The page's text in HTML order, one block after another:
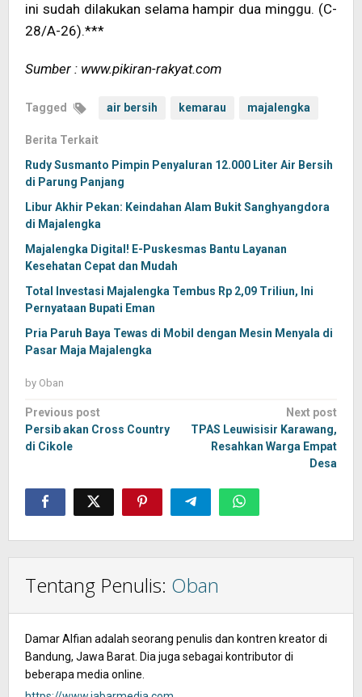
ini sudah dilakukan selama hampir dua minggu. (C-
28/A-26).***
Sumber : www.pikiran-rakyat.com
Tagged air bersih kemarau majalengka
Berita Terkait
Rudy Susmanto Pimpin Penyaluran 12.000 Liter Air Bersih
di Parung Panjang
Libur Akhir Pekan: Keindahan Alam Bukit Sanghyangdora
di Majalengka
Majalengka Digital! E-Puskesmas Bantu Layanan
Kesehatan Cepat dan Mudah
Total Investasi Majalengka Tembus Rp 2,09 Triliun, Ini
Pernyataan Bupati Eman
Pria Paruh Baya Tewas di Mobil dengan Mesin Menyala di
Pasar Maja Majalengka
by Oban
Post
navigation
Previous post
Persib akan Cross Country
di Cikole
Next post
TPAS Leuwisisir Karawang,
Resahkan Warga Empat
Desa
Tentang Penulis: Oban
Damar Alfian adalah seorang penulis dan kontren kreator di
Bandung, Jawa Barat. Dia juga sebagai kontributor di
beberapa media online.